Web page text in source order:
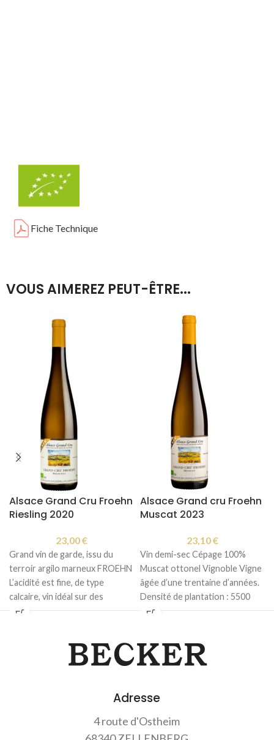
Fiche Technique
VOUS AIMEREZ PEUT-ÊTRE...
Alsace Grand Cru Froehn
Riesling 2020
23,00€
Grand vin de garde, issu du
terroir argilo marneux FROEHN
L’acidité est fine, de type
calcaire, vin idéal sur des
poissons.
Alsace Grand cru Froehn
Muscat 2023
23,10€
Vin demi-sec Cépage 100%
Muscat ottonel Vignoble Vigne
âgée d’une trentaine d’années.
Densité de plantation : 5500
pieds/ha. Travail du
Adresse
4 route d'Ostheim